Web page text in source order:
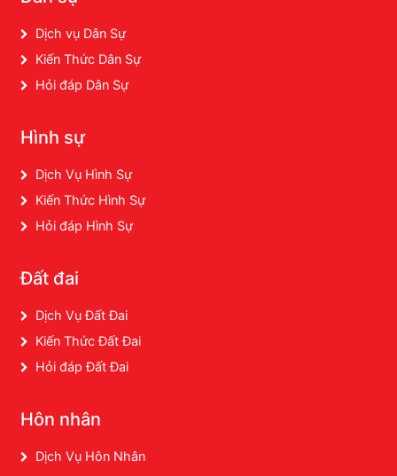
Dịch vụ Dân Sự
Kiến Thức Dân Sự
Hỏi đáp Dân Sự
Hình sự
Dịch Vụ Hình Sự
Kiến Thức Hình Sự
Hỏi đáp Hình Sự
Đất đai
Dịch Vụ Đất Đai
Kiến Thức Đất Đai
Hỏi đáp Đất Đai
Hôn nhân
Dịch Vụ Hôn Nhân